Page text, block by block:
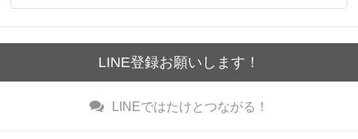
LINE登録お願いします！
LINEではたけとつながる！